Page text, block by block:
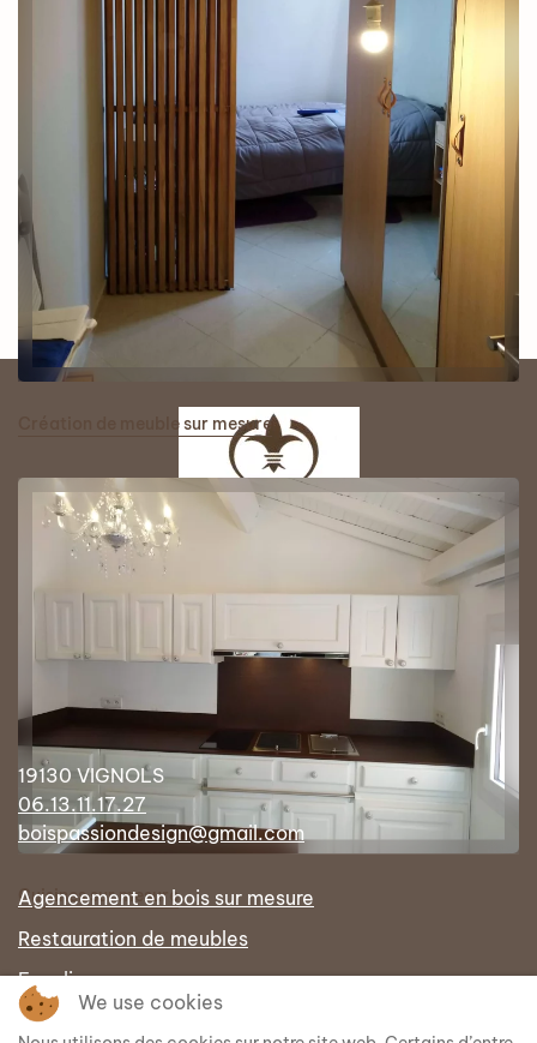
Création de meuble sur mesure
Cuisines sur mesure
19130 VIGNOLS
06.13.11.17.27
boispassiondesign@gmail.com
Agencement en bois sur mesure
Restauration de meubles
Escalier sur mesure
Portes intérieures sur mesure en bois
We use cookies